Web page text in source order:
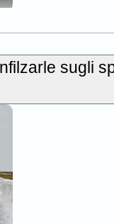
sugli